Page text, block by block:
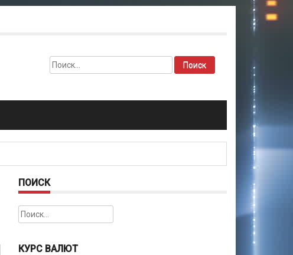
Найти:
ПОИСК
Найти:
КУРС ВАЛЮТ